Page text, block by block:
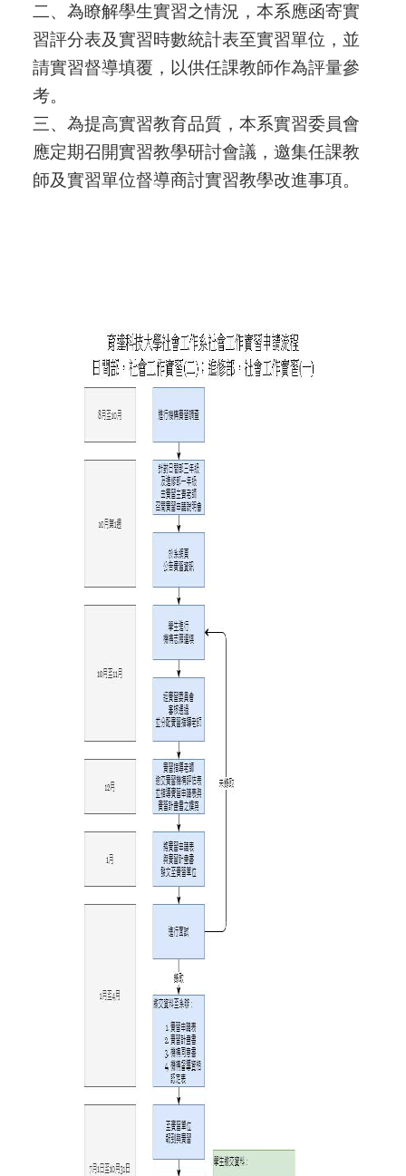
二、為瞭解學生實習之情況，本系應函寄實
習評分表及實習時數統計表至實習單位，並
請實習督導填覆，以供任課教師作為評量參
考。
三、為提高實習教育品質，本系實習委員會
應定期召開實習教學研討會議，邀集任課教
師及實習單位督導商討實習教學改進事項。